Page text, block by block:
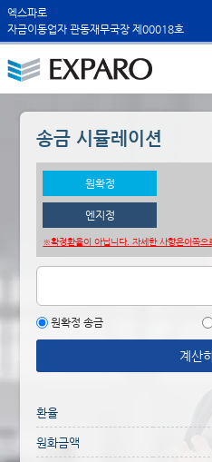
엑스파로
자금이동업자 관동재무국장 제00018호
송금 시뮬레이션
원확정
엔지정
※확정환율이 아닙니다. 자세한 사항은이쪽으
원확정 송금
계산
환율
원화금액